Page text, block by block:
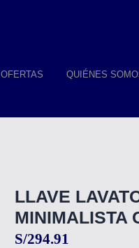
OFERTAS QUIÉNES
LLAVE
MINIMALISTA
S/294.91